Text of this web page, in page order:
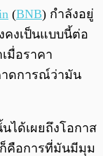
(BNB) กำลังอยู่
คงเป็นแบบนี้ต่อ
เมื่อราคา
าดการณ์ว่ามัน
นได้เผยถึงโอกาส
ก็คือการที่มันมีมุม